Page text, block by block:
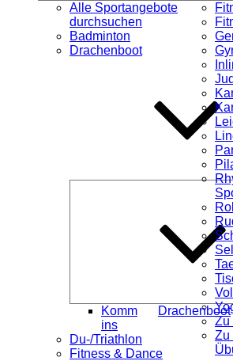
Alle Sportangebote
durchsuchen
Badminton
Drachenboot
Komm
ins
Drachenboot
Du-/Triathlon
Fitness & Dance
Zu
Zu